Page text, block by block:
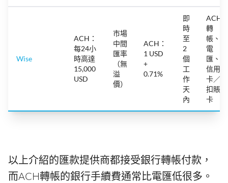
Wise
ACH：
每24小
時高達
15,000
USD
市場
中間
匯率
（無
溢
價）
ACH：
1 USD
+
0.71%
即
時
至
2
個
工
作
天
內
ACH
轉
帳、
電
匯、
信用
卡／
扣賬
卡
以上介紹的匯款提供商都接受銀行轉帳付款，
而ACH轉帳的銀行手續費通常比電匯低很多。